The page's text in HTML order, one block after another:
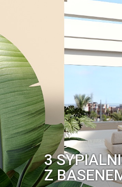
3
Z